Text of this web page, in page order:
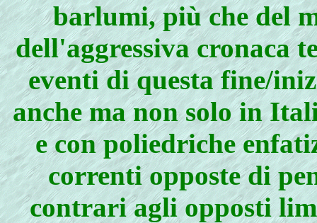
barlumi, più che del
dell'aggressiva cronaca
eventi di questa fine/
anche ma non solo in
e con poliedriche
correnti opposte di
contrari agli opposti